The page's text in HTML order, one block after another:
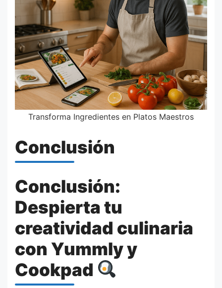
Transforma Ingredientes en Platos Maestros
Conclusión
Conclusión:
Despierta tu
creatividad culinaria
con Yummly y
Cookpad